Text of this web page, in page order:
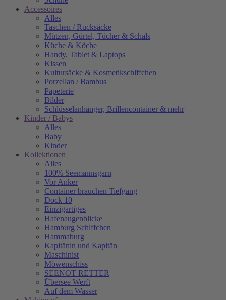
Accessoires
Alles
Taschen / Rucksäcke
Mützen, Gürtel, Tücher & Schals
Küche & Köche
Handy, Tablet & Laptops
Kissen
Kultursäcke & Kosmetikschiffchen
Porzellan / Bambus
Papeterie
Bilder
Schlüsselanhänger, Brillencontainer & mehr
Kinder / Babys
Alles
Baby
Kinder
Kollektionen
Alles
100% Seemannsgarn
Vor Anker
Container brauchen Tiefgang
Dock 10
Einzigartiges
Hafenaugen­blicke
Hamburg Schiffchen
Hammaburg
Kapitänin und Kapitän
Maschinist
Möwenschiss
SEENOT RETTER
Übersee Werft
Auf dem Wasser